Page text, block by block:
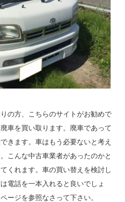
の方、こちらのサイトがお勧めで
車を買い取ります。廃車であって
きます。車はもう必要ないと考え
こんな中古車業者があったのかと
くれます。車の買い替えを検討し
電話を一本入れると良いでしょ
ージを参照なさって下さい。